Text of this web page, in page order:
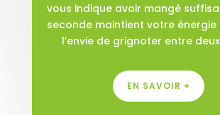
vous indique avoir mangé
seconde maintient votre énergie
l’envie de grignoter entre
EN SAVOIR +